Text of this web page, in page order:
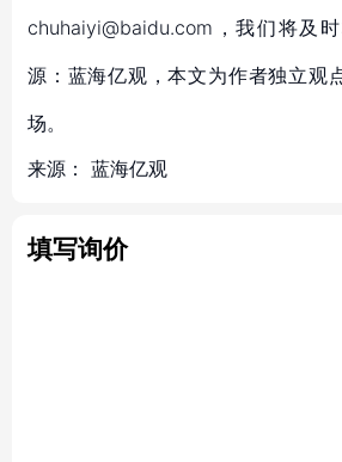
chuhaiyi@baidu.com，我们将及
源：蓝海亿观，本文为作者独立观
场。
来源： 蓝海亿观
填写询价